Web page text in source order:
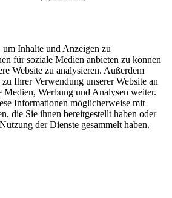
Inhalte und Anzeigen zu
für soziale Medien anbieten zu können
Website zu analysieren. Außerdem
Ihrer Verwendung unserer Website an
Medien, Werbung und Analysen weiter.
Informationen möglicherweise mit
die Sie ihnen bereitgestellt haben oder
der Dienste gesammelt haben.